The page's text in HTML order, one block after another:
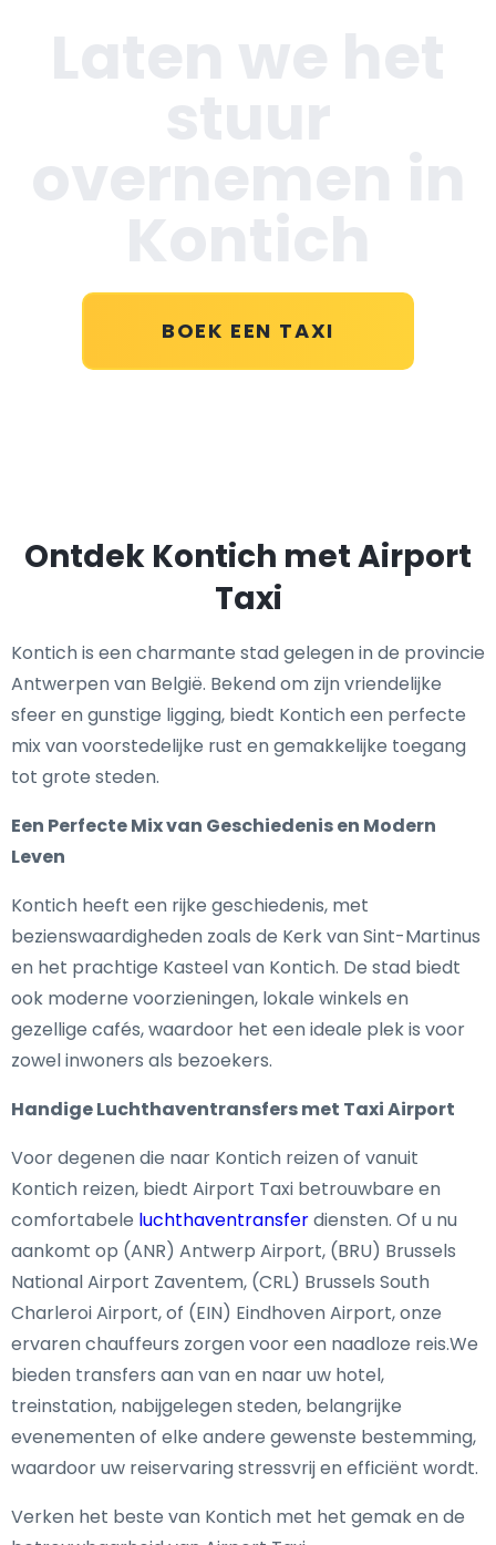
BOEK EEN TAXI
Ontdek Kontich met Airport
Taxi
Kontich is een charmante stad gelegen in de provincie
Antwerpen van België. Bekend om zijn vriendelijke
sfeer en gunstige ligging, biedt Kontich een perfecte
mix van voorstedelijke rust en gemakkelijke toegang
tot grote steden.
Een Perfecte Mix van Geschiedenis en Modern
Leven
Kontich heeft een rijke geschiedenis, met
bezienswaardigheden zoals de Kerk van Sint-Martinus
en het prachtige Kasteel van Kontich. De stad biedt
ook moderne voorzieningen, lokale winkels en
gezellige cafés, waardoor het een ideale plek is voor
zowel inwoners als bezoekers.
Handige Luchthaventransfers met Taxi Airport
Voor degenen die naar Kontich reizen of vanuit
Kontich reizen, biedt Airport Taxi betrouwbare en
comfortabele luchthaventransferdiensten. Of u nu
aankomt op (ANR) Antwerp Airport, (BRU) Brussels
National Airport Zaventem, (CRL) Brussels South
Charleroi Airport, of (EIN) Eindhoven Airport, onze
ervaren chauffeurs zorgen voor een naadloze reis.We
bieden transfers aan van en naar uw hotel,
treinstation, nabijgelegen steden, belangrijke
evenementen of elke andere gewenste bestemming,
waardoor uw reiservaring stressvrij en efficiënt wordt.
Verken het beste van Kontich met het gemak en de